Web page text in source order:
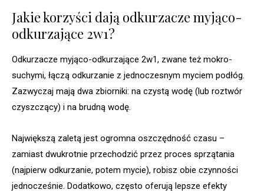
Jakie korzyści dają odkurzacze myjąco-
odkurzające 2w1?
Odkurzacze myjąco-odkurzające 2w1, zwane też mokro-
suchymi, łączą odkurzanie z jednoczesnym myciem podłóg.
Zazwyczaj mają dwa zbiorniki: na czystą wodę (lub roztwór
czyszczący) i na brudną wodę.
Największą zaletą jest ogromna oszczędność czasu –
zamiast dwukrotnie przechodzić przez proces sprzątania
(najpierw odkurzanie, potem mycie), robisz obie czynności
jednocześnie. Dodatkowo, często oferują lepsze efekty